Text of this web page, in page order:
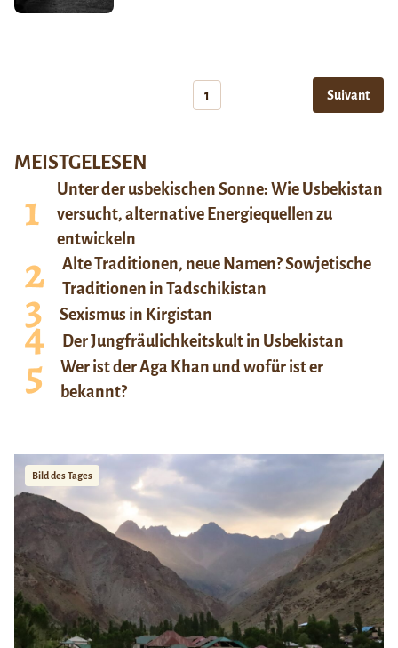
1 Suivant
MEISTGELESEN
Unter der usbekischen Sonne: Wie Usbekistan
versucht, alternative Energiequellen zu
entwickeln
Alte Traditionen, neue Namen? Sowjetische
Traditionen in Tadschikistan
Sexismus in Kirgistan
Der Jungfräulichkeitskult in Usbekistan
Wer ist der Aga Khan und wofür ist er
bekannt?
Bild des Tages